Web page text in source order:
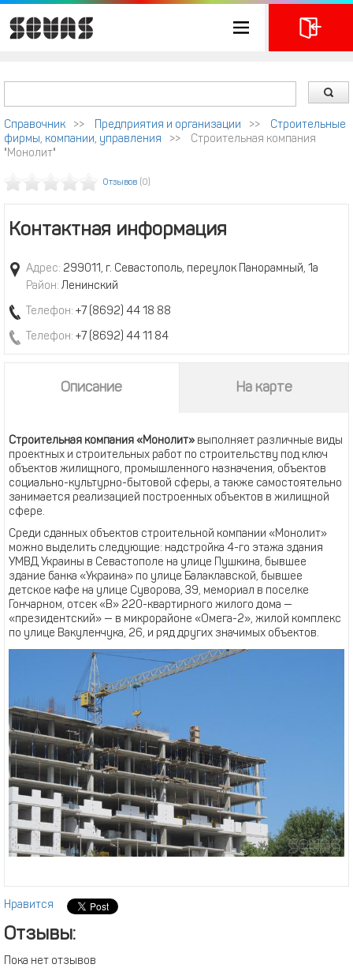
Справочник >> Предприятия и организации >>
Строительные
фирмы, компании, управления
>>
Строительная компания
"Монолит"
Отзывов (0)
Контактная информация
Адрес: 299011, г. Севастополь, переулок Панорамный, 1а
Район: Ленинский
Телефон: +7 (8692) 44 18 88
Телефон: +7 (8692) 44 11 84
Описание На карте
Строительная компания «Монолит» выполняет различные виды
проектных и строительных работ по строительству под ключ
объектов жилищного, промышленного назначения, объектов
социально-культурно-бытовой сферы, а также самостоятельно
занимается реализацией построенных объектов в жилищной
сфере.
Среди сданных объектов строительной компании «Монолит»
можно выделить следующие: надстройка 4-го этажа здания
УМВД Украины в Севастополе на улице Пушкина, бывшее
здание банка «Украина» по улице Балаклавской, бывшее
детское кафе на улице Суворова, 39, мемориал в поселке
Гончарном, отсек «В» 220-квартирного жилого дома —
«президентский» — в микрорайоне «Омега-2», жилой комплекс
по улице Вакуленчука, 26, и ряд других значимых объектов.
Нравится
Отзывы:
Пока нет отзывов